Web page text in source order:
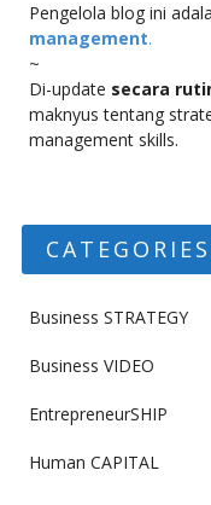
Pengelola blog ini
management.
~
Di-update secara
maknyus tentang
management skills.
CATEGORIES
Business STRATEGY
Business VIDEO
EntrepreneurSHIP
Human CAPITAL